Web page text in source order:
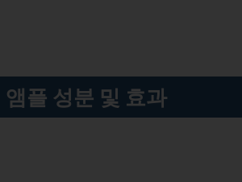
플 성분 및 효과